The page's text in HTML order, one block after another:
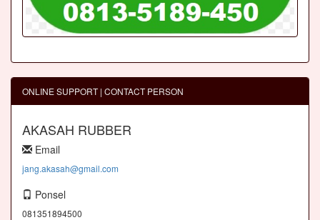
ONLINE SUPPORT | CONTACT PERSON
AKASAH RUBBER
Email
jang.akasah@gmail.com
Ponsel
081351894500